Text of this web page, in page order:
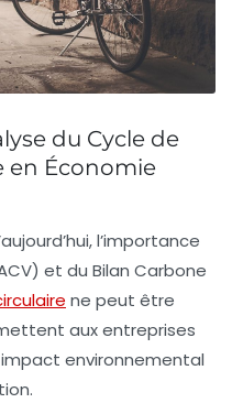
du Cycle de
en Économie
l’importance
et du Bilan Carbone
ne peut être
aux entreprises
environnemental